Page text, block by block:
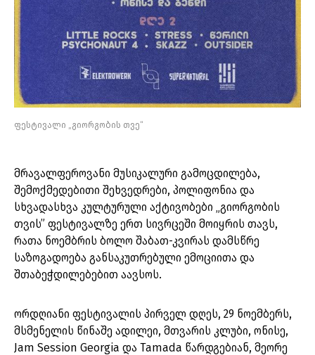
ფესტივალი „გიორგობის თვე“
მრავალფეროვანი მუსიკალური გამოცდილება,
შემოქმედებითი შეხვედრები, პოლიფონია და
სხვადასხვა კულტურული აქტივობები „გიორგობის
თვის” ფესტივალზე ერთ სივრცეში მოიყრის თავს,
რათა ნოემბრის ბოლო შაბათ-კვირას დამსწრე
საზოგადოება განსაკუთრებული ემოციითა და
შთაბეჭდილებებით აავსოს.
ორდღიანი ფესტივალის პირველ დღეს, 29 ნოემბერს,
მსმენელის წინაშე ადილეი, მთვარის კლუბი, ონისე,
Jam Session Georgia და Tamada წარდგებიან, მეორე